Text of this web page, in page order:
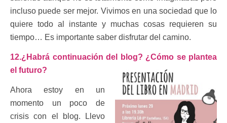
incluso puede ser mejor. Vivimos en una sociedad que lo
quiere todo al instante y muchas cosas requieren su
tiempo… Es importante saber disfrutar del camino.
12.¿Habrá continuación del blog? ¿Cómo se plantea
el futuro?
Ahora estoy en un
momento un poco de
crisis con el blog. Llevo